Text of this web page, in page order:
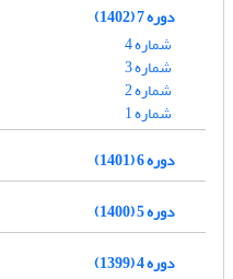
دوره 7 (1402)
شماره 4
شماره 3
شماره 2
شماره 1
دوره 6 (1401)
دوره 5 (1400)
دوره 4 (1399)